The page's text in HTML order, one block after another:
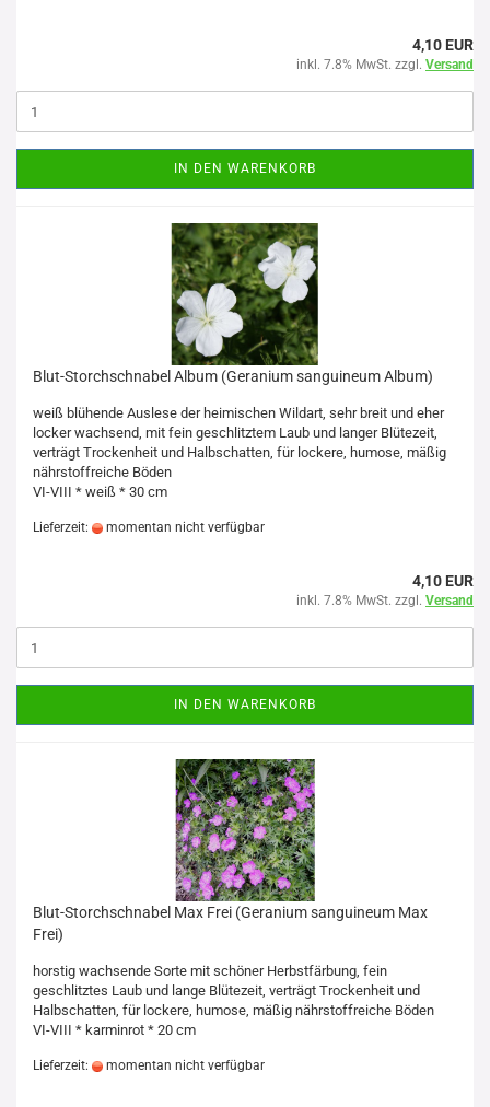
4,10 EUR
inkl. 7.8% MwSt. zzgl. Versand
IN DEN WARENKORB
Blut-Storchschnabel Album (Geranium sanguineum Album)
weiß blühende Auslese der heimischen Wildart, sehr breit und eher
locker wachsend, mit fein geschlitztem Laub und langer Blütezeit,
verträgt Trockenheit und Halbschatten, für lockere, humose, mäßig
nährstoffreiche Böden
VI-VIII * weiß * 30 cm
Lieferzeit: momentan nicht verfügbar
4,10 EUR
inkl. 7.8% MwSt. zzgl. Versand
IN DEN WARENKORB
Blut-Storchschnabel Max Frei (Geranium sanguineum Max
Frei)
horstig wachsende Sorte mit schöner Herbstfärbung, fein
geschlitztes Laub und lange Blütezeit, verträgt Trockenheit und
Halbschatten, für lockere, humose, mäßig nährstoffreiche Böden
VI-VIII * karminrot * 20 cm
Lieferzeit: momentan nicht verfügbar